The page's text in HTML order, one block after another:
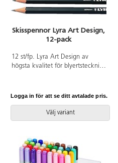
Skisspennor Lyra Art Design,
12-pack
12 st/fp. Lyra Art Design av
högsta kvalitet för blyertsteckning
Logga in för att se ditt avtalade pris.
Välj variant